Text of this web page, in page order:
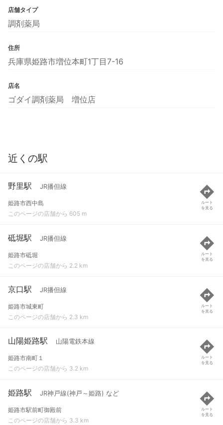
店舗タイプ
調剤薬局
住所
兵庫県姫路市増位本町1丁目7-16
店名
ゴダイ調剤薬局 増位店
近くの駅
野里駅 JR播但線
姫路市西中島
このページの店舗から 605 m
ルート
を見る
砥堀駅 JR播但線
姫路市砥堀
このページの店舗から 2.2 km
ルート
を見る
京口駅 JR播但線
姫路市城東町
このページの店舗から 2.3 km
ルート
を見る
山陽姫路駅 山陽電鉄本線
姫路市南町１
このページの店舗から 3.2 km
ルート
を見る
姫路駅 JR神戸線(神戸～姫路) など
姫路市駅前町御殿前
このページの店舗から 3.3 km
ルート
を見る